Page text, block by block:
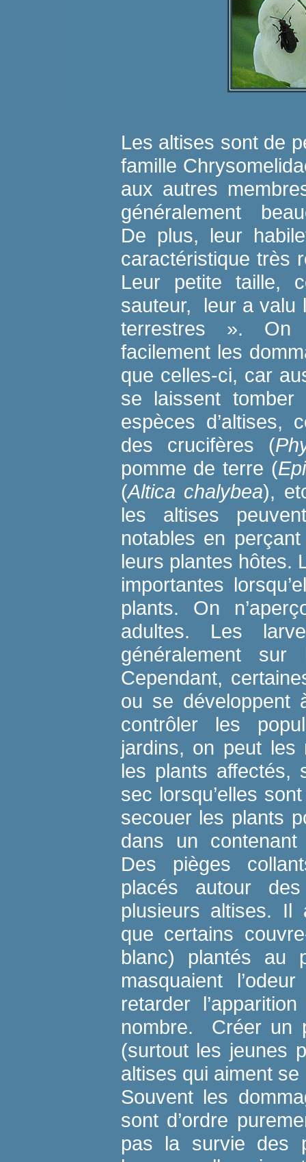
Les altises sont de
famille
aux autres
généralement
De plus, leur
caractéristique très
Leur petite taille,
sauteur, leur a valu
terrestres ». On
facilement les
que celles-ci, car
se laissent
espèces d’altises,
des crucifères (
pomme de terre (
(Altica chalybea),
les altises
notables en
leurs plantes hôtes.
importantes
plants. On
adultes. Les
généralement
Cependant,
ou se développent
contrôler les
jardins, on peut les
les plants affectés,
sec lorsqu’elles
secouer les plants
dans un contenant
Des pièges
placés autour
plusieurs altises. Il
que certains
blanc) plantés au
masquaient
retarder
nombre. Créer un
(surtout les jeunes
altises qui aiment
Souvent les
sont d’ordre
pas la survie des